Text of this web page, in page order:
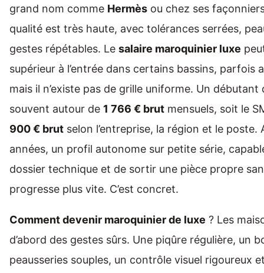
grand nom comme Hermès ou chez ses
qualité est très haute, avec tolérances serrées,
gestes répétables. Le salaire maroquinier luxe
supérieur à l’entrée dans certains bassins, parfois
mais il n’existe pas de grille uniforme. Un débutant
souvent autour de 1 766 € brut mensuels, soit le
900 € brut selon l’entreprise, la région et le poste.
années, un profil autonome sur petite série,
dossier technique et de sortir une pièce propre
progresse plus vite. C’est concret.
Comment devenir maroquinier de luxe ? Les
d’abord des gestes sûrs. Une piqûre régulière, un
peausseries souples, un contrôle visuel rigoureux